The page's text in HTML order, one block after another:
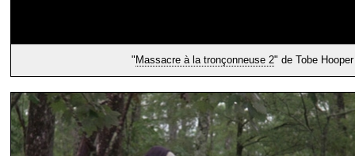
" Massacre à la tronçonneuse 2" de Tobe